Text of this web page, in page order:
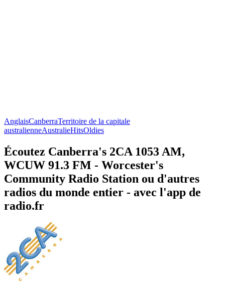
AnglaisCanberraTerritoire de la capitale
australienneAustralieHitsOldies
Écoutez Canberra's 2CA 1053 AM,
WCUW 91.3 FM - Worcester's
Community Radio Station ou d'autres
radios du monde entier - avec l'app de
radio.fr